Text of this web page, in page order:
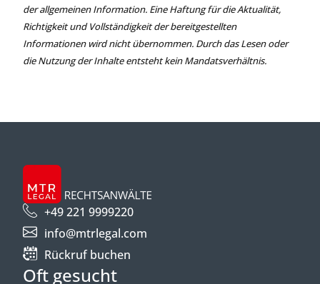
der allgemeinen Information. Eine Haftung für die Aktualität,
Richtigkeit und Vollständigkeit der bereitgestellten
Informationen wird nicht übernommen. Durch das Lesen oder
die Nutzung der Inhalte entsteht kein Mandatsverhältnis.
+49 221 9999220
info@mtrlegal.com
Rückruf buchen
Oft gesucht